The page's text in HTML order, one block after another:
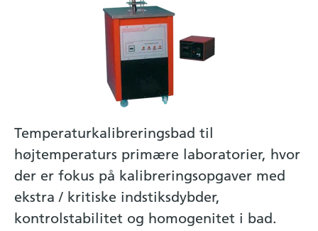
Temperaturkalibreringsbad til
højtemperaturs primære laboratorier, hvor
der er fokus på kalibreringsopgaver med
ekstra / kritiske indstiksdybder,
kontrolstabilitet og homogenitet i bad.